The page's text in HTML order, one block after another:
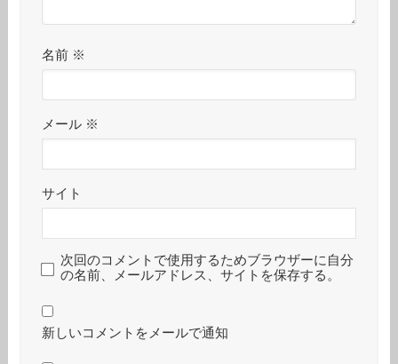
名前 ※
メール ※
サイト
次回のコメントで使用するためブラウザーに自分
の名前、メールアドレス、サイトを保存する。
新しいコメントをメールで通知